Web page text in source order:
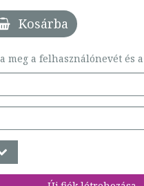
Kosárba
meg a felhasználónevét és